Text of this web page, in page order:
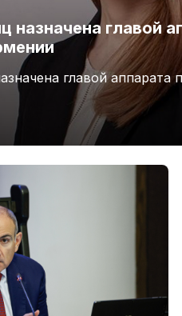
назначена главой
главой аппарата